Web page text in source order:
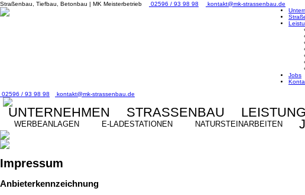
Straßenbau, Tiefbau, Betonbau | MK Meisterbetrieb 02596 / 93 98 98
kontakt@mk-strassenbau.de
Jobs
02596 / 93 98 98
kontakt@mk-strassenbau.de
UNTERNEHMEN STRASSENBAU
WERBEANLAGEN
E-LADESTATIONEN NATURSTEINARBEITEN
Impressum
Anbieterkennzeichnung